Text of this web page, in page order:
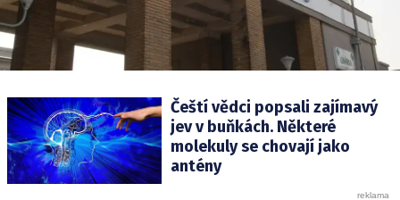
Čeští vědci popsali zajímavý
jev v buňkách. Některé
molekuly se chovají jako
antény